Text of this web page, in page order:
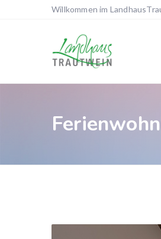
Willkommen im